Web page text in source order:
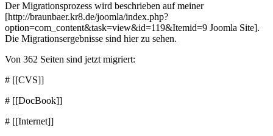
Der Migrationsprozess wird beschrieben auf meiner
[http://braunbaer.kr8.de/joomla/index.php?
option=com_content&task=view&id=119&Itemid=9 Joomla Site].
Die Migrationsergebnisse sind hier zu sehen.
Von 362 Seiten sind jetzt migriert:
# [[CVS]]
# [[DocBook]]
# [[Internet]]